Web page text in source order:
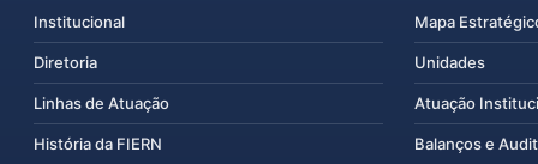
Institucional
Diretoria
Linhas de Atuação
História da FIERN
Mapa
Unidades
Atuação
Balanços e